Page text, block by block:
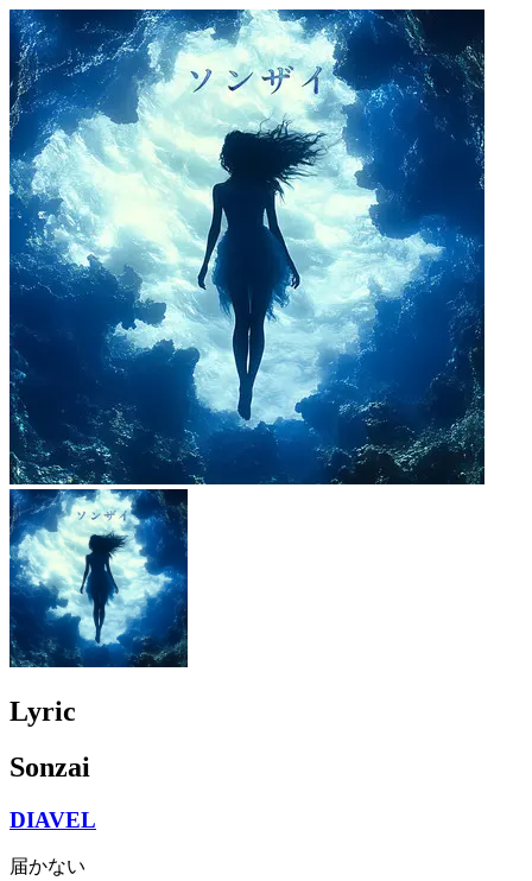
Lyric
Sonzai
DIAVEL
届かない